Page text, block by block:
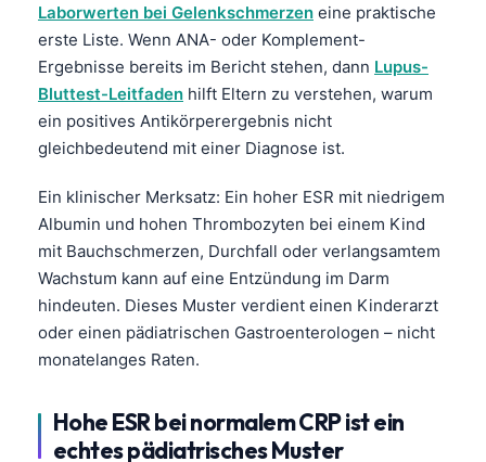
Laborwerten bei Gelenkschmerzen eine praktische
erste Liste. Wenn ANA- oder Komplement-
Ergebnisse bereits im Bericht stehen, dann Lupus-
Bluttest-Leitfaden hilft Eltern zu verstehen, warum
ein positives Antikörperergebnis nicht
gleichbedeutend mit einer Diagnose ist.
Ein klinischer Merksatz: Ein hoher ESR mit niedrigem
Albumin und hohen Thrombozyten bei einem Kind
mit Bauchschmerzen, Durchfall oder verlangsamtem
Wachstum kann auf eine Entzündung im Darm
hindeuten. Dieses Muster verdient einen Kinderarzt
oder einen pädiatrischen Gastroenterologen – nicht
monatelanges Raten.
Hohe ESR bei normalem CRP ist ein
echtes pädiatrisches Muster
Lietuvių kalba
Polski
Slovenščina
Magyar
Shqip
বাংলা
اردو
తెలుగు
தமிழ்
ગુજરાતી
ಕನ್ನಡ